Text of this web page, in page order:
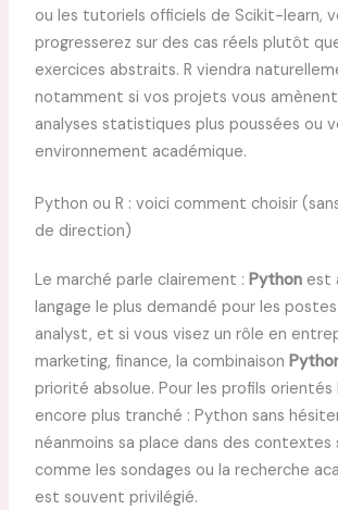
ou les tutoriels officiels de Scikit-learn,
progresserez sur des cas réels plutôt
exercices abstraits. R viendra
notamment si vos projets vous
analyses statistiques plus poussées ou
environnement académique.
Python ou R : voici comment choisir
de direction)
Le marché parle clairement : Pythonest
langage le plus demandé pour les
analyst, et si vous visez un rôle en
marketing, finance, la combinaison
priorité absolue. Pour les profils orientés
encore plus tranché : Python sans
néanmoins sa place dans des contextes
comme les sondages ou la recherche
est souvent privilégié.